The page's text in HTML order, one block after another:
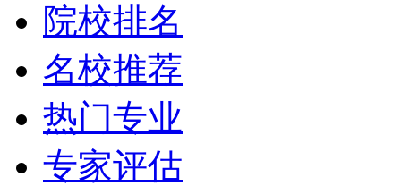
院校排名
名校推荐
热门专业
专家评估